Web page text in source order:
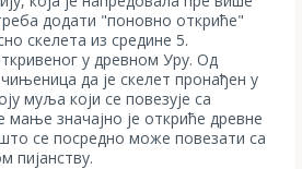
додати "поновно откриће"
скелета из средине 5.
у древном Уру. Од
да је скелет пронађен у
муља који се повезује са
значајно је откриће древне
се посредно може повезати са
пијанству.